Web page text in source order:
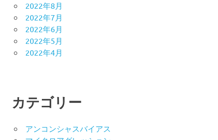
2022年8月
2022年7月
2022年6月
2022年5月
2022年4月
カテゴリー
アンコンシャスバイアス